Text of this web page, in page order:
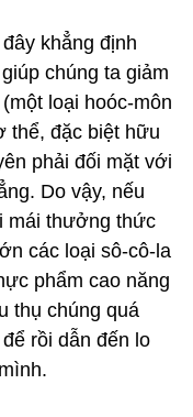
khẳng định
chúng ta giảm
loại hoóc-môn
thể, đặc biệt hữu
phải đối mặt với
Do vậy, nếu
mái thưởng thức
các loại sô-cô-la
phẩm cao năng
thụ chúng quá
rồi dẫn đến lo